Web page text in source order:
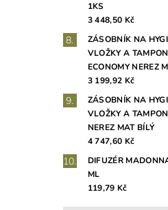
1KS
3 448,50 Kč
ZÁSOBNÍK NA
VLOŽKY A
ECONOMY NEREZ
3 199,92 Kč
ZÁSOBNÍK NA
VLOŽKY A
NEREZ MAT BÍLÝ
4 747,60 Kč
DIFUZÉR
ML
119,79 Kč